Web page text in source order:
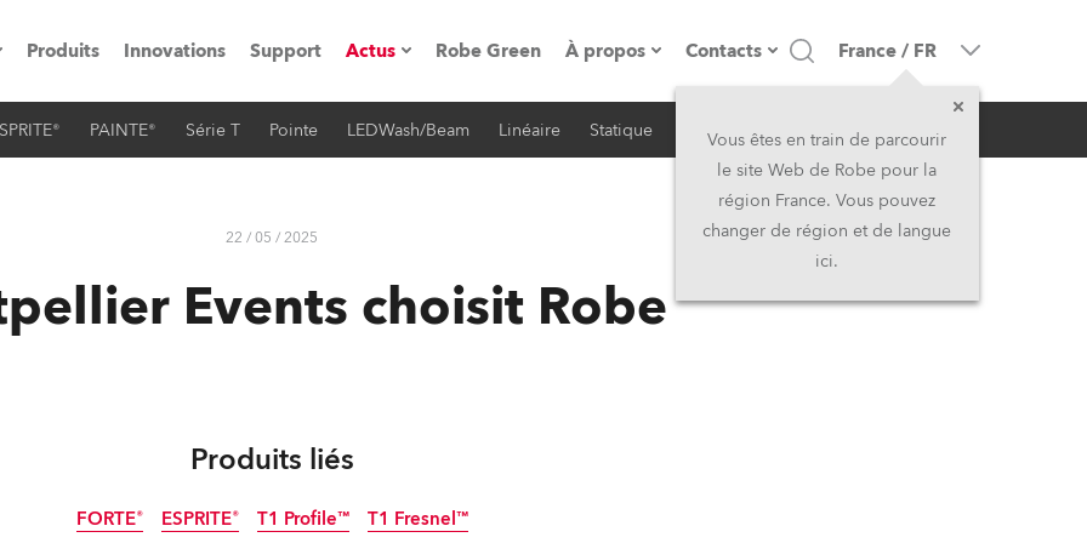
Produits Innovations Support Actus
Communiqués de presse
Robe Green À propos
Présentation de l'entreprise
Fabriqué en Europe
Histoire
Contacts
Siège Social
Siège Social & Usine
France / FR
Vous êtes en train de parcourir
le site Web de Robe pour la
région France. Vous pouvez
changer de région et de langue
ici.
PAINTE® Série T Pointe LEDWash/Beam Linéaire Statique iSeries Architectural
22 / 05 / 2025 RSS
Events choisit Robe
Produits liés
FORTE® ESPRITE® T1 Profile™ T1 Fresnel™